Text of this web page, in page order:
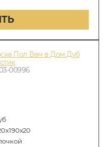
Пол Вам в Дом Дуб
00996